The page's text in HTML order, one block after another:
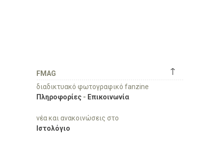
↑
FMAG
διαδικτυακό φωτογραφικό fanzine
Πληροφορίες - Επικοινωνία
νέα και ανακοινώσεις στο
Ιστολόγιο